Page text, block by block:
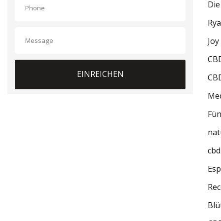
EINREICHEN